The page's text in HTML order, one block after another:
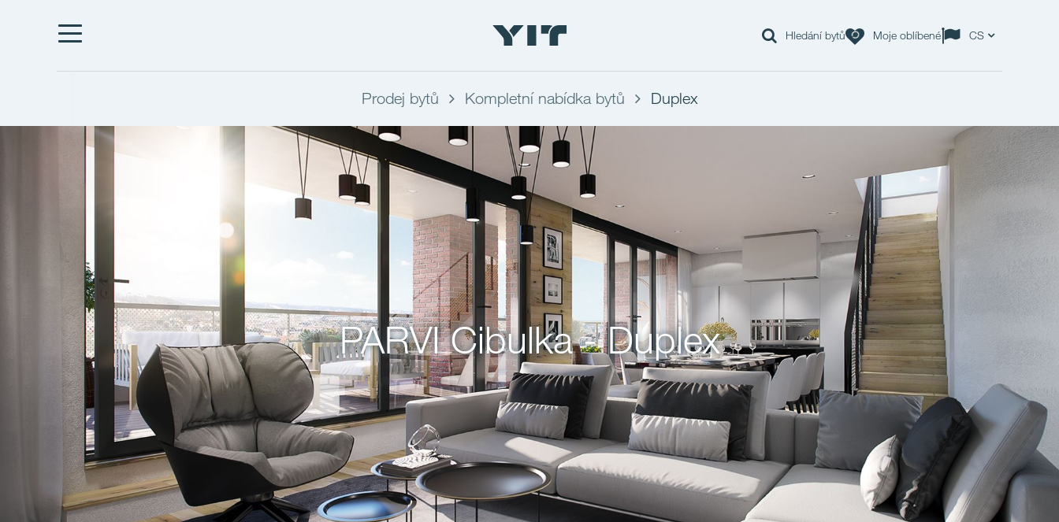
Hledání bytů Moje oblíbené CS
Prodej bytů Kompletní nabídka bytů Duplex
PARVI Cibulka - Duplex